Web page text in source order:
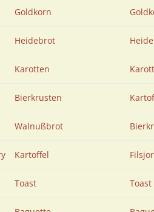
Goldkorn
Heidebrot
Karotten
Bierkrusten
Walnußbrot
Kartoffel
Toast Toast